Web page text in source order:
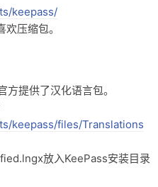
keepass/
压缩包。
提供了汉化语言包。
keepass/files/Translations
放入KeePass安装目录